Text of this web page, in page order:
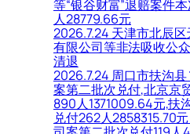
等“银谷财富”退赔案件
人28779.66元
2026.7.24 天津市北辰
有限公司等非法吸收公
清退
2026.7.24 周口市扶沟县
案第二批次兑付,北京京
890人1371009.64元,扶
兑付262人2858315.70